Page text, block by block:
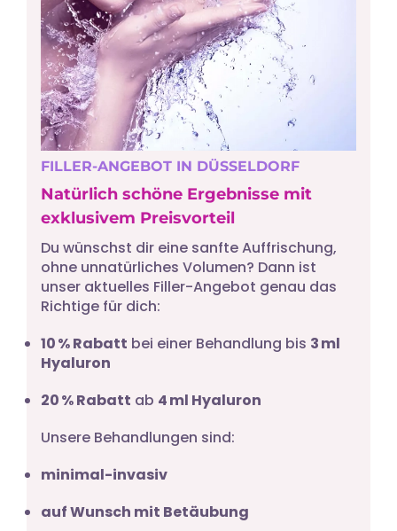
FILLER-ANGEBOT IN DÜSSELDORF
Natürlich schöne Ergebnisse mit
exklusivem Preisvorteil
Du wünschst dir eine sanfte Auffrischung,
ohne unnatürliches Volumen? Dann ist
unser aktuelles Filler-Angebot genau das
Richtige für dich:
10 % Rabatt bei einer Behandlung bis 3 ml
Hyaluron
20 % Rabatt ab 4 ml Hyaluron
Unsere Behandlungen sind:
minimal-invasiv
auf Wunsch mit Betäubung